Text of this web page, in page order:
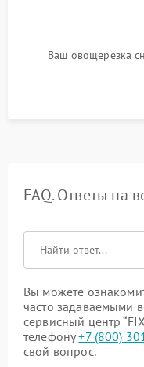
Ваш овощерезка
FAQ. Ответы на
Вы можете
часто задаваемыми
сервисный центр
телефону+7 (800)
свой вопрос.